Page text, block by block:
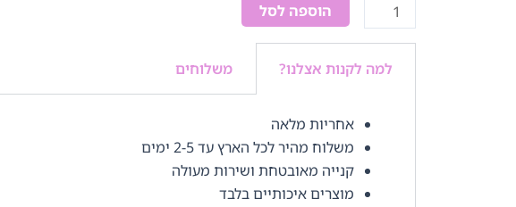
הוספה לסל
למה לקנות אצלנו? משלוחים
אחריות מלאה
משלוח מהיר לכל הארץ עד 2-5 ימים
קנייה מאובטחת ושירות מעולה
מוצרים איכותיים בלבד